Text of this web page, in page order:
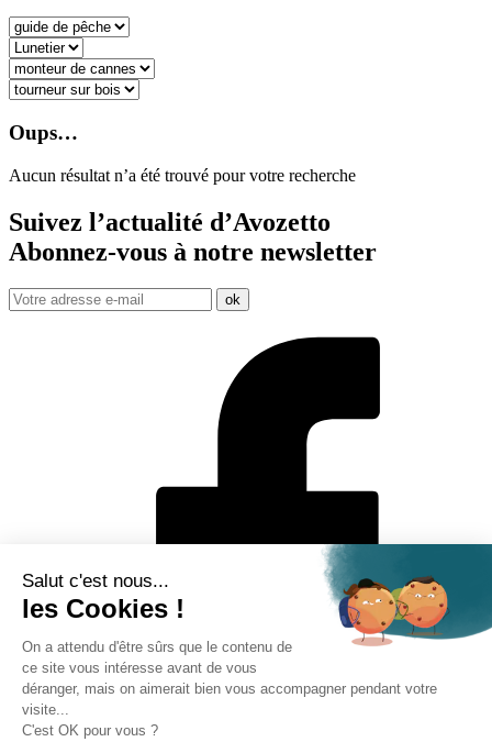
Oups…
Aucun résultat n’a été trouvé pour votre recherche
Suivez l’actualité d’Avozetto
Abonnez-vous à notre newsletter